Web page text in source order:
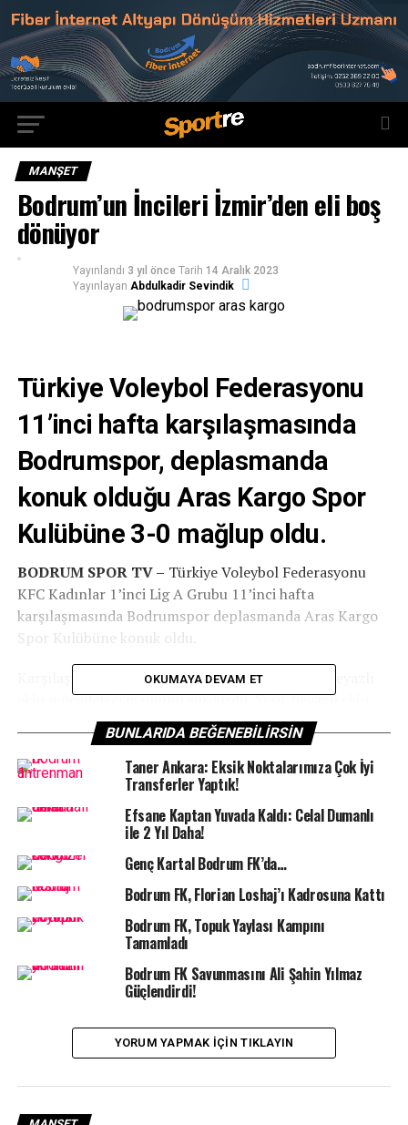
MANŞET
Bodrum’un İncileri İzmir’den eli boş
dönüyor
Yayınlandı 3 yıl önce Tarih 14 Aralık 2023
Yayınlayan Abdulkadir Sevindik
Türkiye Voleybol Federasyonu
11’inci hafta karşılaşmasında
Bodrumspor, deplasmanda
konuk olduğu Aras Kargo Spor
Kulübüne 3-0 mağlup oldu.
BODRUM SPOR TV – Türkiye Voleybol Federasyonu
KFC Kadınlar 1’inci Lig A Grubu 11’inci hafta
karşılaşmasında Bodrumspor deplasmanda Aras Kargo
Spor Kulübüne konuk oldu.
Karşılaşmanın ilk dakikalarından itibaren yeşil-beyazlı
ekip mücadeleci oyununu sürdürdü. Yeşil-beyazlı ekip
sahadan 25-15, 25-18ve 25-20 olmak üzere 3-0 mağlup
Bu skorla birlikte Bodrum’un İncileri haftayı 13 puanla
6’ıncı sırada kapattı.
İLGILI KONULAR: ARAS KORGO VOLEYBOL
BODRUM SPOR TV
Turgutreis futbol sahası yenilendi..
Uzatma dakikaları krizi 2 puana mal oldu..
OKUMAYA DEVAM ET
BUNLARIDA BEĞENEBILIRSIN
Taner Ankara: Eksik Noktalarımıza Çok İyi
Transferler Yaptık!
Efsane Kaptan Yuvada Kaldı: Celal Dumanlı
ile 2 Yıl Daha!
Genç Kartal Bodrum FK’da…
Bodrum FK, Florian Loshaj’ı Kadrosuna Kattı
Bodrum FK, Topuk Yaylası Kampını
Tamamladı
Bodrum FK Savunmasını Ali Şahin Yılmaz
Güçlendirdi!
YORUM YAPMAK IÇIN TIKLAYIN